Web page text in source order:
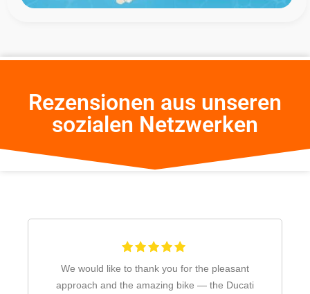
Rezensionen aus unseren
sozialen Netzwerken
We would like to thank you for the pleasant
approach and the amazing bike — the Ducati